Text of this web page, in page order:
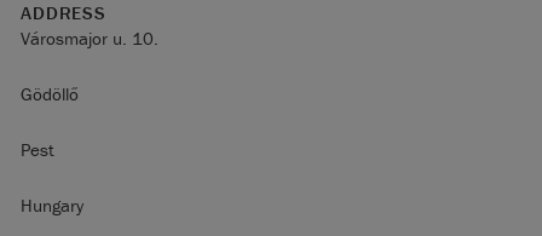
ADDRESS
Városmajor u. 10.
Gödöllő
Pest
Hungary